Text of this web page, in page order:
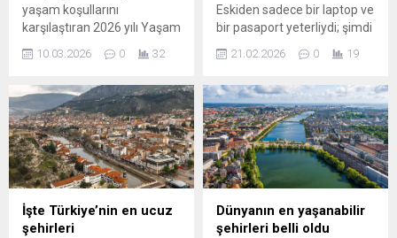
yaşam koşullarını
karşılaştıran 2026 yılı Yaşam
Güvenlikten sağlık
çevre temizliğine kadar
birçok kriterin
değerlendirildiği
araştırmada Türkiye’den 5
şehir listeye ...
10.03.2026 0 32
Eskiden sadece bir laptop ve
bir pasaport yeterliydi; şimdi
ve kolektif zeka ön planda.
milyonlarca insan uzaktan
çalışmaya alışmışken, 2026
yılıyla birlikte yeni bir akım
patlak verdi: AI-Hub Köyleri.
Artık çalışanlar sadece
güzel bir manzara değil,
aynı zamanda kendi yerel
ağlarında çalışan devasa...
21.02.2026 0 19
İşte Türkiye’nin en ucuz
şehirleri
Dünyanın en yaşanabilir
şehirleri belli oldu